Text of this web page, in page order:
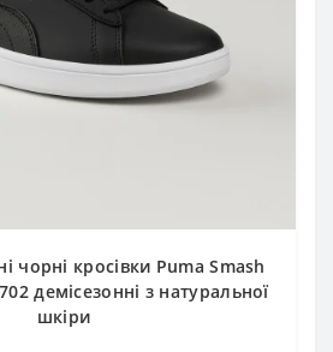
чорні кросівки Puma Smash
демісезонні з натуральної
шкіри